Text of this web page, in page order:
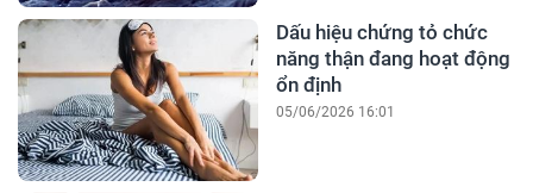
Dấu hiệu chứng tỏ chức
năng thận đang hoạt động
ổn định
05/06/2026 16:01